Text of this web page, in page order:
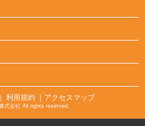
｜ 利用規約 ｜アクセスマップ
式会社 All rights reserved.